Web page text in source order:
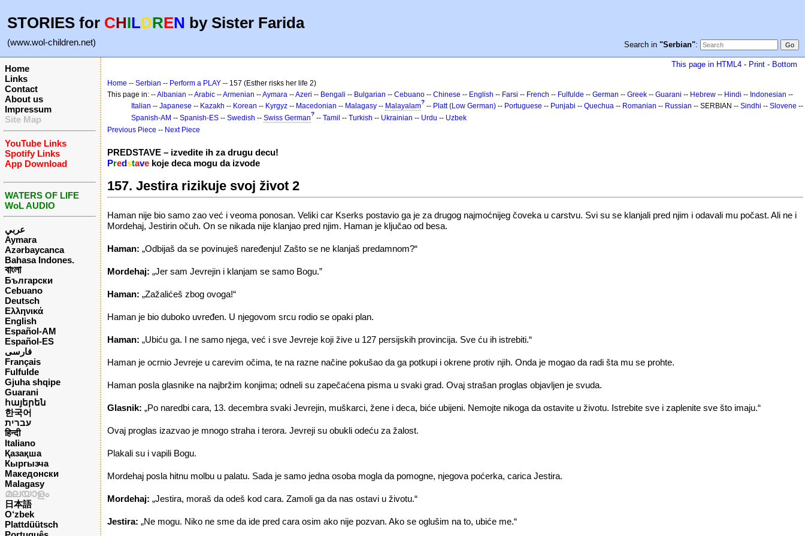
STORIES for CHILDREN by Sister Farida
(www.wol-children.net) Search in "Serbian":
Home
Links
Contact
About us
Impressum
Site Map
YouTube Links
Spotify Links
App Download
WATERS OF LIFE
WoL AUDIO
عربي
Aymara
Azərbaycanca
Bahasa Indones.
বাংলা
Български
Cebuano
Deutsch
Ελληνικά
English
Español-AM
Español-ES
فارسی
Français
Fulfulde
Gjuha shqipe
Guarani
հայերեն
한국어
עברית
हिन्दी
Italiano
Қазақша
Кыргызча
Македонски
Malagasy
മലയാളം
日本語
O‘zbek
Plattdüütsch
This page in HTML4 - Print - Bottom
Home -- Serbian -- Perform a PLAY -- 157 (Esther risks her life 2)
This page in: --Albanian --Arabic --Armenian --Aymara --Azeri -- Bengali -- Bulgarian -- Cebuano -- Chinese -- English -- Farsi -- French -- Fulfulde -- German -- Greek -- Guarani -- Hebrew -- Hindi -- Indonesian --
Italian -- Japanese -- Kazakh -- Korean -- Kyrgyz -- Macedonian -- Malagasy -- Malayalam? -- Platt (Low German) -- Portuguese -- Punjabi -- Quechua -- Romanian -- Russian -- SERBIAN -- Sindhi -- Slovene --
Spanish-AM -- Spanish-ES -- Swedish -- Swiss German? -- Tamil -- Turkish -- Ukrainian -- Urdu -- Uzbek
Previous Piece -- Next Piece
PREDSTAVE – izvedite ih za drugu decu!
Predstave koje deca mogu da izvode
157. Jestira rizikuje svoj život 2
Haman nije bio samo zao već i veoma ponosan. Veliki car Kserks postavio ga je za drugog najmoćnijeg čoveka u carstvu. Svi su se klanjali pred njim i odavali mu počast. Ali ne i
Mordehaj, Jestirin očuh. On se nikada nije klanjao pred njim. Haman je ključao od besa.
Haman: „Odbijaš da se povinuješ naređenju! Zašto se ne klanjaš predamnom?“
Mordehaj: „Jer sam Jevrejin i klanjam se samo Bogu.”
Haman: „Zažalićeš zbog ovoga!“
Haman je bio duboko uvređen. U njegovom srcu rodio se opaki plan.
Haman: „Ubiću ga. I ne samo njega, već i sve Jevreje koji žive u 127 persijskih provincija. Sve ću ih istrebiti.“
Haman je ocrnio Jevreje u carevim očima, te na razne načine pokušao da ga potkupi i okrene protiv njih. Onda je mogao da radi šta mu se prohte.
Haman posla glasnike na najbržim konjima; odneli su zapečaćena pisma u svaki grad. Ovaj strašan proglas objavljen je svuda.
Glasnik: „Po naredbi cara, 13. decembra svaki Jevrejin, muškarci, žene i deca, biće ubijeni. Nemojte nikoga da ostavite u životu. Istrebite sve i zaplenite sve što imaju.“
Ovaj proglas izazvao je mnogo straha i terora. Jevreji su obukli odeću za žalost.
Plakali su i vapili Bogu.
Mordehaj posla hitnu molbu u palatu. Sada je samo jedna osoba mogla da pomogne, njegova poćerka, carica Jestira.
Mordehaj: „Jestira, moraš da odeš kod cara. Zamoli ga da nas ostavi u životu.“
Jestira: „Ne mogu. Niko ne sme da ide pred cara osim ako nije pozvan. Ako se oglušim na to, ubiće me.“